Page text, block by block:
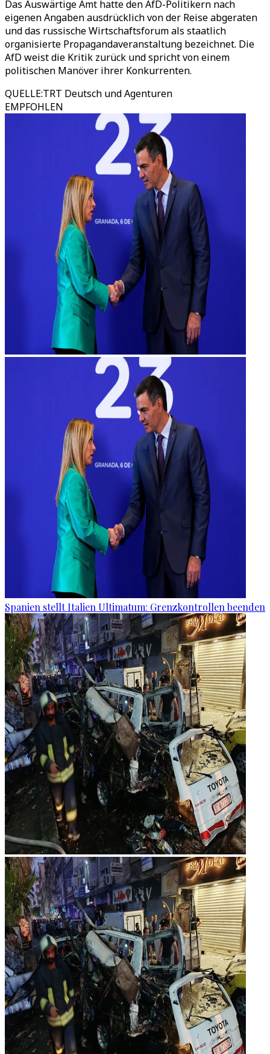
Das Auswärtige Amt hatte den AfD-Politikern nach
eigenen Angaben ausdrücklich von der Reise abgeraten
und das russische Wirtschaftsforum als staatlich
organisierte Propagandaveranstaltung bezeichnet. Die
AfD weist die Kritik zurück und spricht von einem
politischen Manöver ihrer Konkurrenten.
QUELLE:TRT Deutsch und Agenturen
EMPFOHLEN
Spanien stellt Italien Ultimatum: Grenzkontrollen beenden